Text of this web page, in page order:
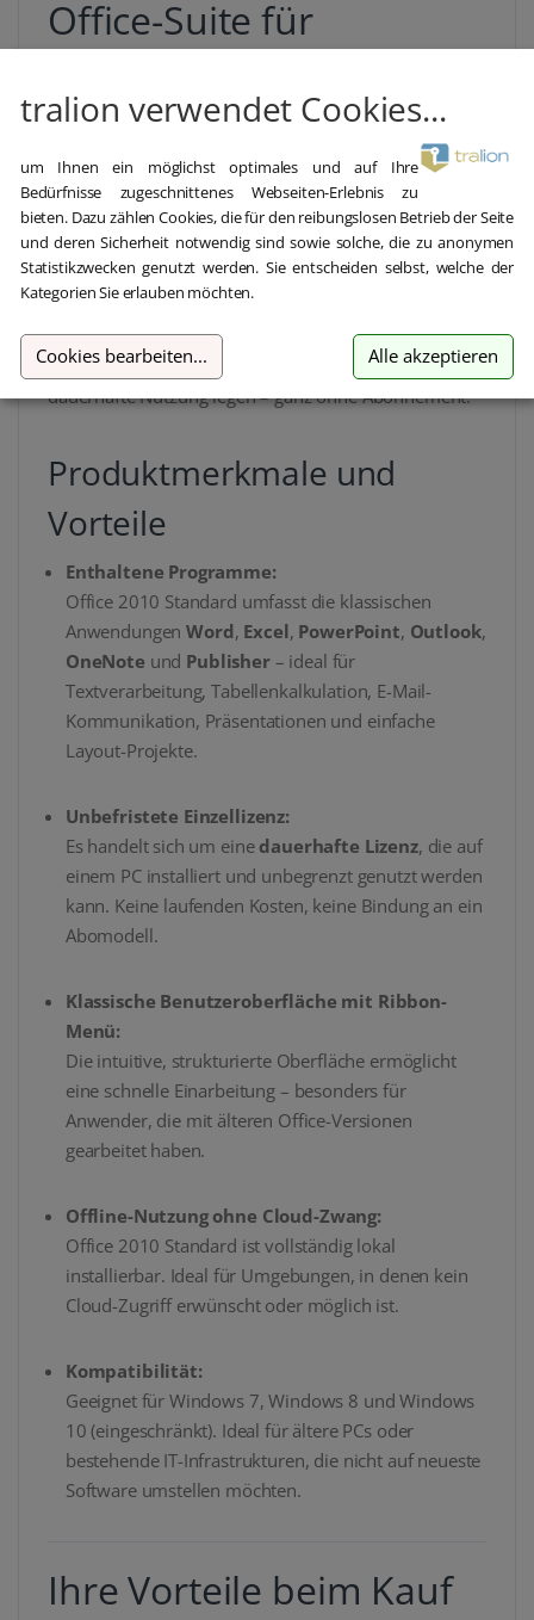
Office-Suite für
Arbeitsumgebungen
Microsoft Office 2010 Standardist eine stabile und
funktional ausgereifte Bürosoftware, die sich seit
Jahren in Unternehmen, Behörden und
Bildungseinrichtungen bewährt hat. Mit allen
wichtigen Programmen für den täglichen Einsatz ist
diese Edition ideal für Anwender, die Wert auf eine
übersichtliche Oberfläche, lokale Installation und
dauerhafte Nutzung legen – ganz ohne Abonnement.
Produktmerkmale und
Vorteile
Enthaltene Programme:
Office 2010 Standard umfasst die klassischen
AnwendungenWord, Excel, PowerPoint, Outlook,
OneNote und Publisher– ideal für
Textverarbeitung, Tabellenkalkulation, E-Mail-
Kommunikation, Präsentationen und einfache
Layout-Projekte.
Unbefristete Einzellizenz:
Es handelt sich um eine dauerhafte Lizenz, die auf
einem PC installiert und unbegrenzt genutzt werden
kann. Keine laufenden Kosten, keine Bindung an ein
Abomodell.
Klassische Benutzeroberfläche mit Ribbon-
Menü:
Die intuitive, strukturierte Oberfläche ermöglicht
eine schnelle Einarbeitung – besonders für
Anwender, die mit älteren Office-Versionen
gearbeitet haben.
Offline-Nutzung ohne Cloud-Zwang:
Office 2010 Standard ist vollständig lokal
installierbar. Ideal für Umgebungen, in denen kein
Cloud-Zugriff erwünscht oder möglich ist.
Kompatibilität:
Geeignet für Windows 7, Windows 8 und Windows
10 (eingeschränkt). Ideal für ältere PCs oder
bestehende IT-Infrastrukturen, die nicht auf neueste
Software umstellen möchten.
Ihre Vorteile beim Kauf
tralion verwendet Cookies...
um Ihnen ein möglichst optimales und auf Ihre
Bedürfnisse zugeschnittenes Webseiten-Erlebnis zu
bieten. Dazu zählen Cookies, die für den reibungslosen Betrieb der Seite
und deren Sicherheit notwendig sind sowie solche, die zu anonymen
Statistikzwecken genutzt werden. Sie entscheiden selbst, welche der
Kategorien Sie erlauben möchten.
Cookies bearbeiten... Alle akzeptieren